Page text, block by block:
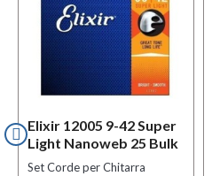
Elixir 12005 9-42 Super
Light Nanoweb 25 Bulk
Set Corde per Chitarra